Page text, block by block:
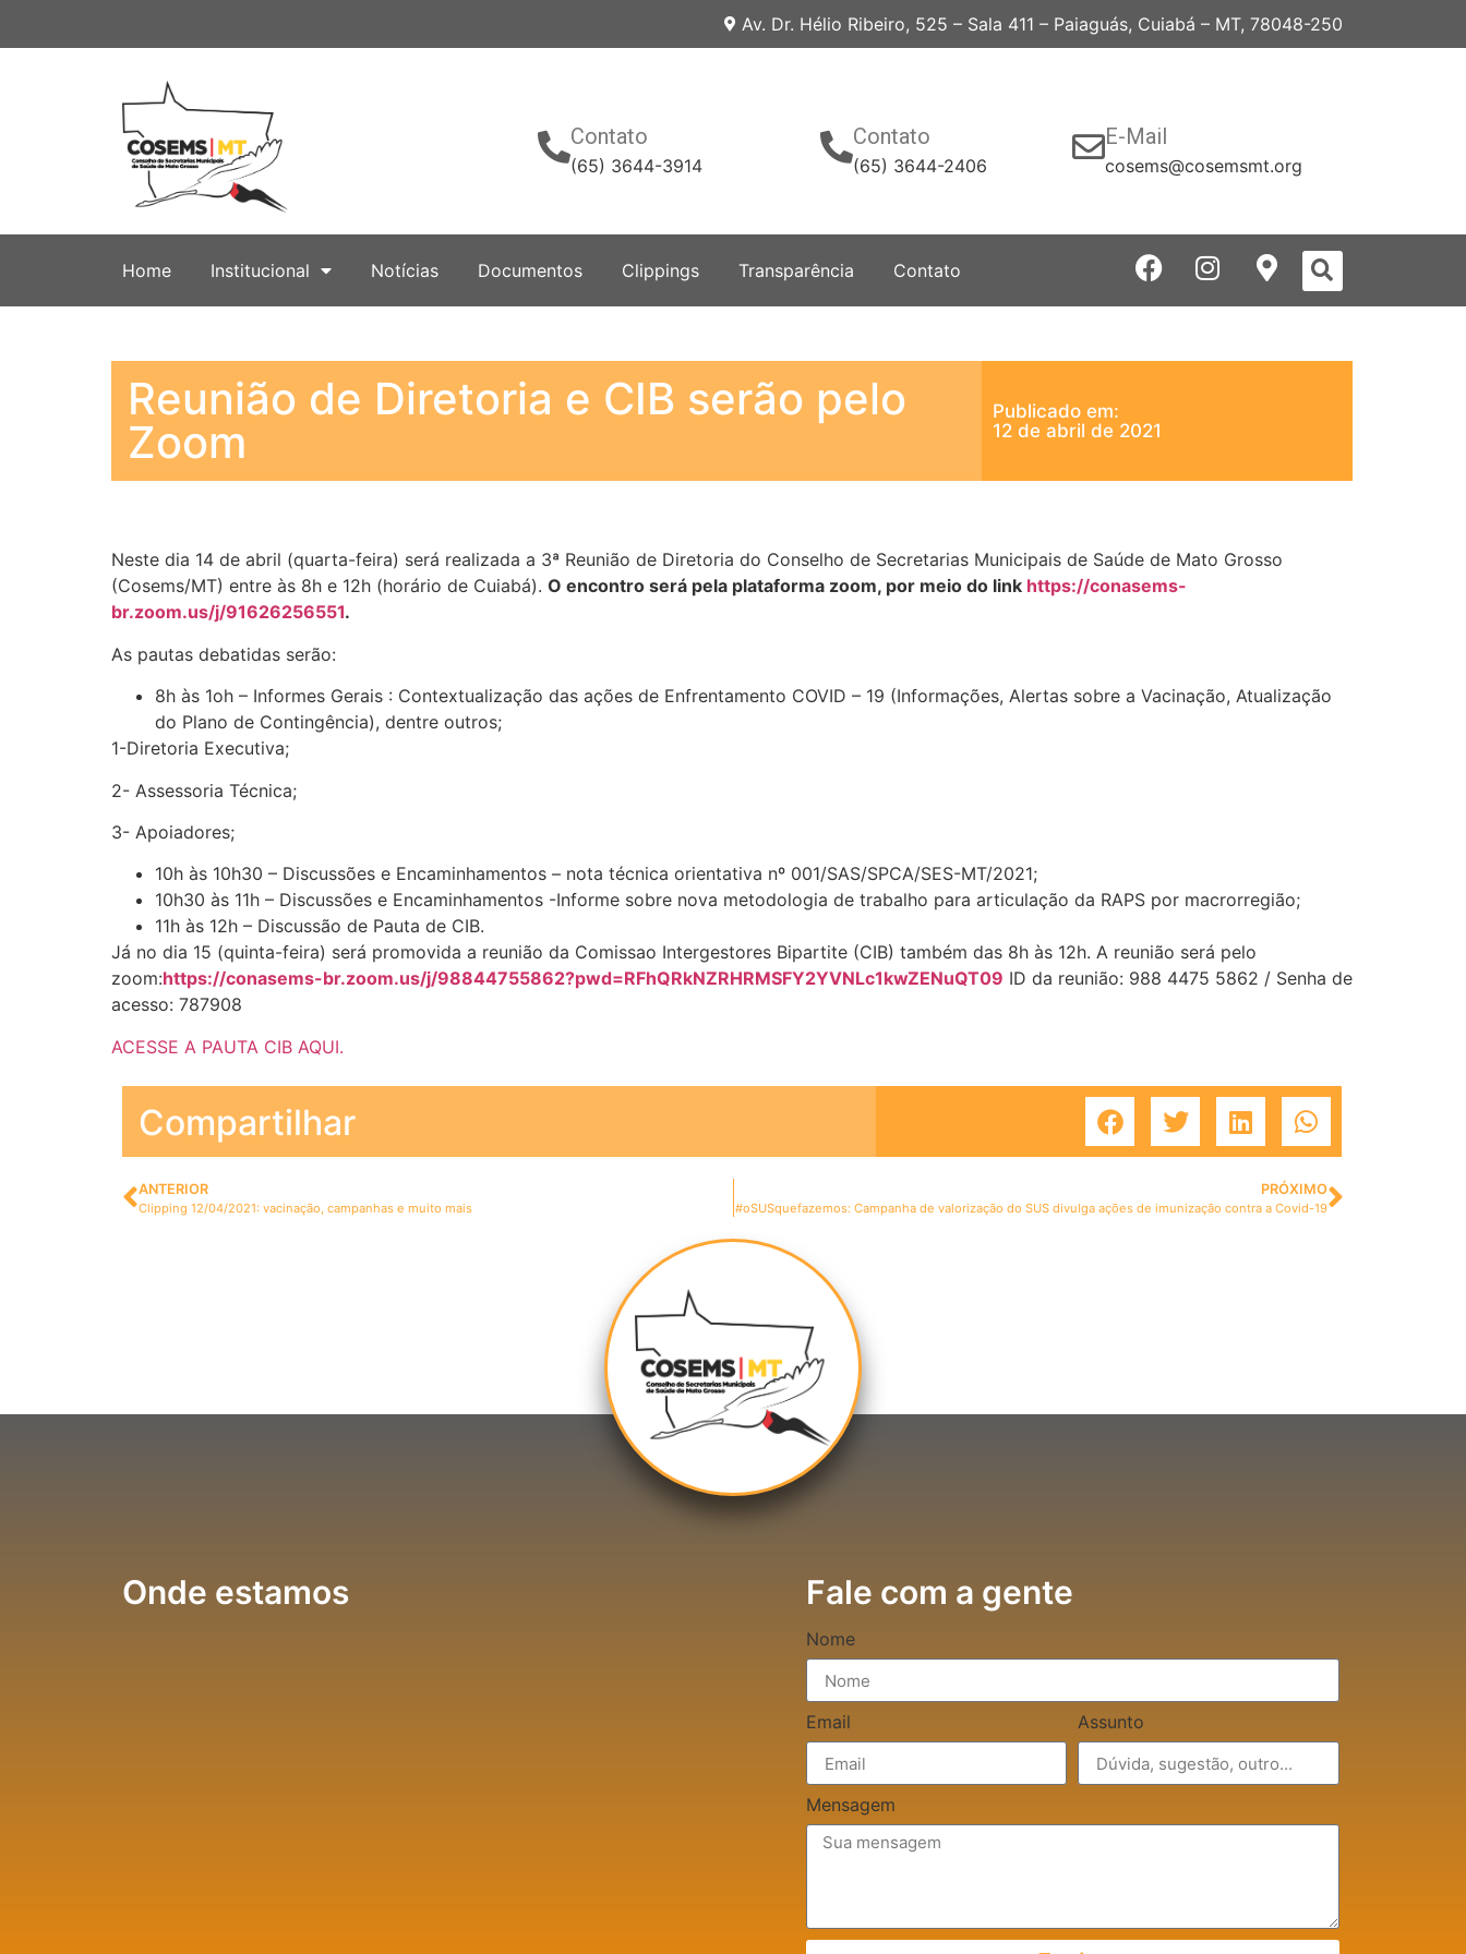
Av. Dr. Hélio Ribeiro, 525 – Sala 411 – Paiaguás, Cuiabá – MT, 78048-250
Contato
(65) 3644-3914
Contato
(65) 3644-2406
E-Mail
cosems@cosemsmt.org
Home Institucional Notícias Documentos Clippings Transparência Contato
Reunião de Diretoria e CIB serão pelo
Zoom
Publicado em:
12 de abril de 2021
Neste dia 14 de abril (quarta-feira) será realizada a 3ª Reunião de Diretoria do Conselho de Secretarias Municipais de Saúde de Mato Grosso
(Cosems/MT) entre às 8h e 12h (horário de Cuiabá). O encontro será pela plataforma zoom, por meio do link https://conasems-
br.zoom.us/j/91626256551.
As pautas debatidas serão:
8h às 1oh – Informes Gerais : Contextualização das ações de Enfrentamento COVID – 19 (Informações, Alertas sobre a Vacinação, Atualização
do Plano de Contingência), dentre outros;
1-Diretoria Executiva;
2- Assessoria Técnica;
3- Apoiadores;
10h às 10h30 – Discussões e Encaminhamentos – nota técnica orientativa nº 001/SAS/SPCA/SES-MT/2021;
10h30 às 11h – Discussões e Encaminhamentos -Informe sobre nova metodologia de trabalho para articulação da RAPS por macrorregião;
11h às 12h – Discussão de Pauta de CIB.
Já no dia 15 (quinta-feira) será promovida a reunião da Comissao Intergestores Bipartite (CIB) também das 8h às 12h. A reunião será pelo
zoom:https://conasems-br.zoom.us/j/98844755862?pwd=RFhQRkNZRHRMSFY2YVNLc1kwZENuQT09 ID da reunião: 988 4475 5862 / Senha de
acesso: 787908
ACESSE A PAUTA CIB AQUI.
Compartilhar
ANTERIOR
Clipping 12/04/2021: vacinação, campanhas e muito mais
PRÓXIMO
#oSUSquefazemos: Campanha de valorização do SUS divulga ações de imunização contra a Covid-19
Onde estamos Fale com a gente
Nome
Email Assunto
Mensagem